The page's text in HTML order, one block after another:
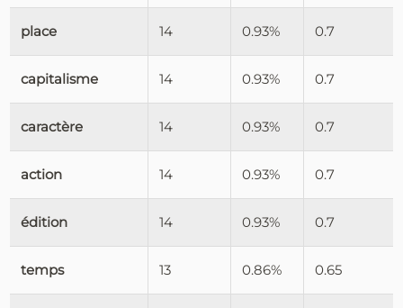
place 14 0.93% 0.7
capitalisme 14 0.93% 0.7
caractère 14 0.93% 0.7
action 14 0.93% 0.7
édition 14 0.93% 0.7
temps 13 0.86% 0.65